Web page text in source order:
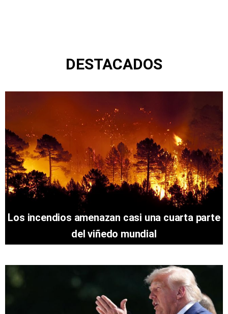
DESTACADOS
Los incendios amenazan casi una cuarta parte
del viñedo mundial